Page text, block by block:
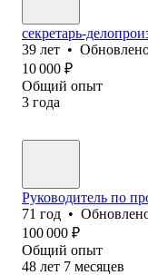
секретарь-
39 лет •
10 000 ₽
Общий опыт
3 года
Руководитель по
71 год •
100 000 ₽
Общий опыт
48 лет 7 месяцев